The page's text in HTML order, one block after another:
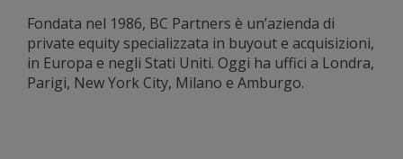
Fondata nel 1986, BC Partners è un’azienda di
private equity specializzata in buyout e acquisizioni,
in Europa e negli Stati Uniti. Oggi ha uffici a Londra,
Parigi, New York City, Milano e Amburgo.